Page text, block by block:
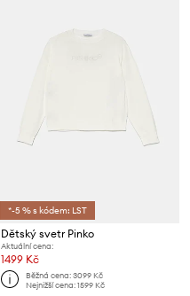
*-5 % s kódem: LST
Dětský svetr Pinko
Aktuální cena:
1499 Kč
Běžná cena:3099 Kč
Nejnižší cena:1599 Kč